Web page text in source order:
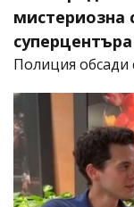
мистериозна
Полиция обсади